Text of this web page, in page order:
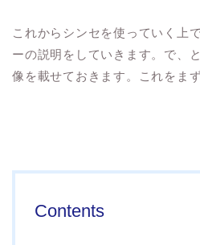
これからシンセを使っていく上
ーの説明をしていきます。で、
像を載せておきます。これをま
Contents